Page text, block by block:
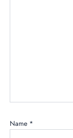
Name *